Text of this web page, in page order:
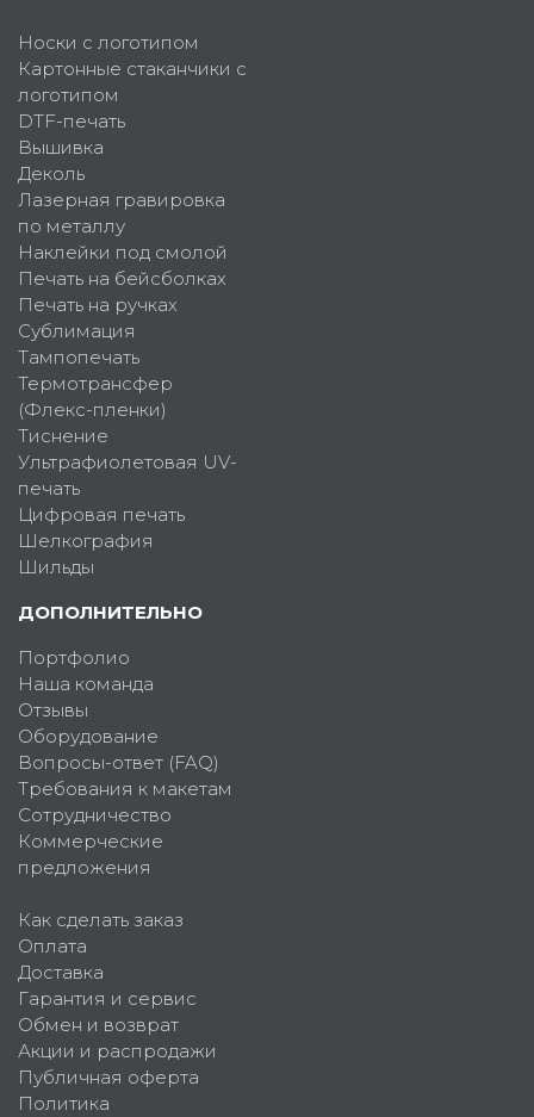
Носки с логотипом
Картонные стаканчики с
логотипом
DTF-печать
Вышивка
Деколь
Лазерная гравировка
по металлу
Наклейки под смолой
Печать на бейсболках
Печать на ручках
Сублимация
Тампопечать
Термотрансфер
(Флекс-пленки)
Тиснение
Ультрафиолетовая UV-
печать
Цифровая печать
Шелкография
Шильды
ДОПОЛНИТЕЛЬНО
Портфолио
Наша команда
Отзывы
Оборудование
Вопросы-ответ (FAQ)
Требования к макетам
Сотрудничество
Коммерческие
предложения
Как сделать заказ
Оплата
Доставка
Гарантия и сервис
Обмен и возврат
Акции и распродажи
Публичная оферта
Политика